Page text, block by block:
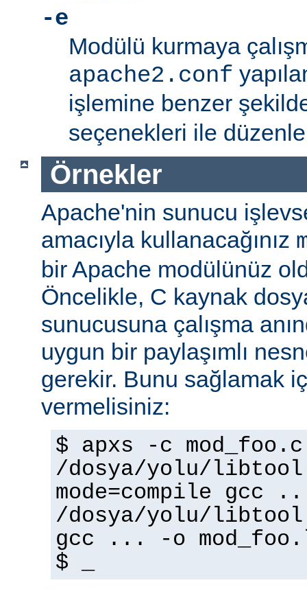
-e
Modülü kurmaya
apache2.conf
işlemine benzer
seçenekleri ile
Örnekler
Apache'nin sunucu
amacıyla kullanacağınız
bir Apache modülünüz
Öncelikle, C kaynak
sunucusuna çalışma
uygun bir paylaşımlı
gerekir. Bunu sağlamak
vermelisiniz:
$ apxs -c mod_foo.c
/dosya/yolu/
mode=compile gcc
/dosya/yolu/libtool
gcc ... -o
$ _